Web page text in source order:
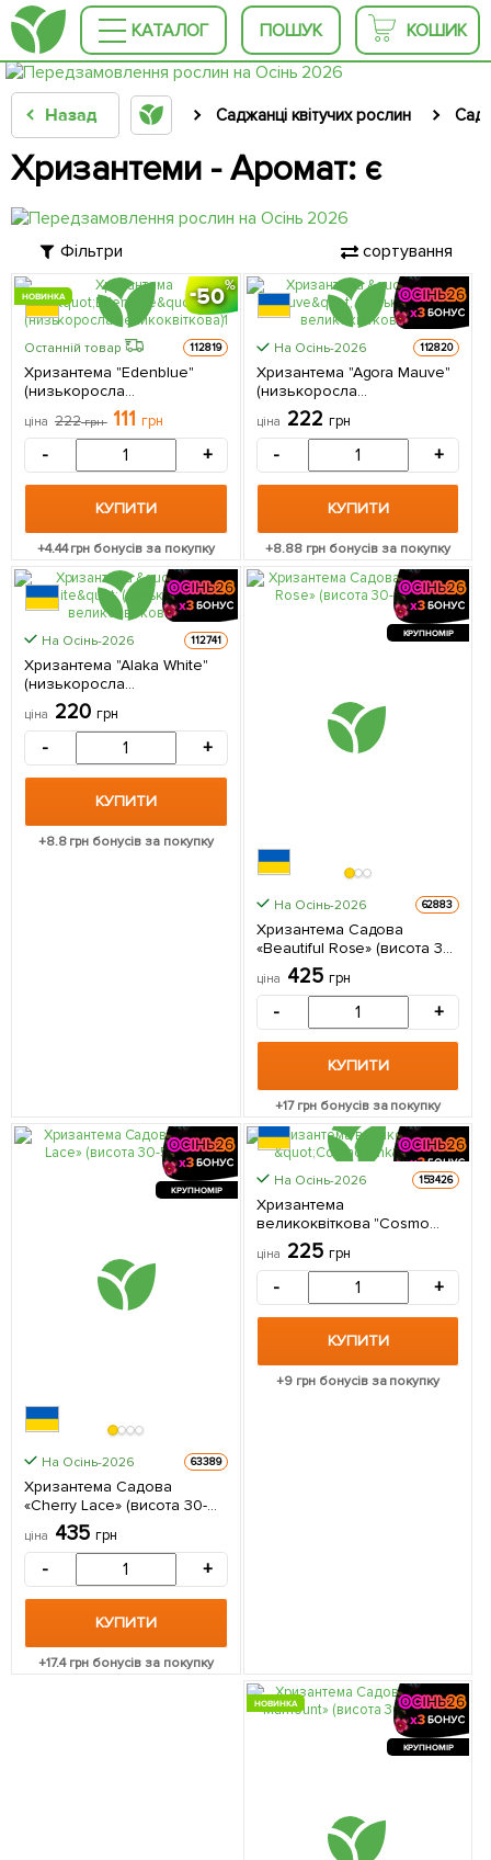
КАТАЛОГ ПОШУК КОШИК
Назад Саджанці квітучих рослин
Хризантеми - Аромат: є
Фільтри сортування
50
НОВИНКА
Останній товар 112819
Хризантема "Edenblue"
(низькоросла
великоквіткова) 1
саджанець в упаковці
ціна 222грн 111 грн
- +
КУПИТИ
+4.44грн бонусів за покупку
На Осінь-2026 112820
Хризантема "Agora Mauve"
(низькоросла
великоквіткова) 1
саджанець в упаковці
ціна 222 грн
- +
КУПИТИ
+8.88 грн бонусів за покупку
На Осінь-2026 112741
Хризантема "Alaka White"
(низькоросла
великоквіткова) 1
саджанець в упаковці
ціна 220 грн
- +
КУПИТИ
+8.8грн бонусів за покупку
КРУПНОМІР
На Осінь-2026 62883
Хризантема Садова
«Beautiful Rose» (висота 30-
50см) 1 саджанець в
упаковці
ціна 425 грн
- +
КУПИТИ
+17грн бонусів за покупку
КРУПНОМІР
На Осінь-2026 63389
Хризантема Садова
«Cherry Lace» (висота 30-
50см) 1 саджанець в
упаковці
ціна 435 грн
- +
КУПИТИ
+17.4грн бонусів за покупку
На Осінь-2026 153426
Хризантема
великоквіткова "Cosmo
Pink" 1 саджанець в
упаковці
ціна 225 грн
- +
КУПИТИ
+9грн бонусів за покупку
КРУПНОМІР
НОВИНКА